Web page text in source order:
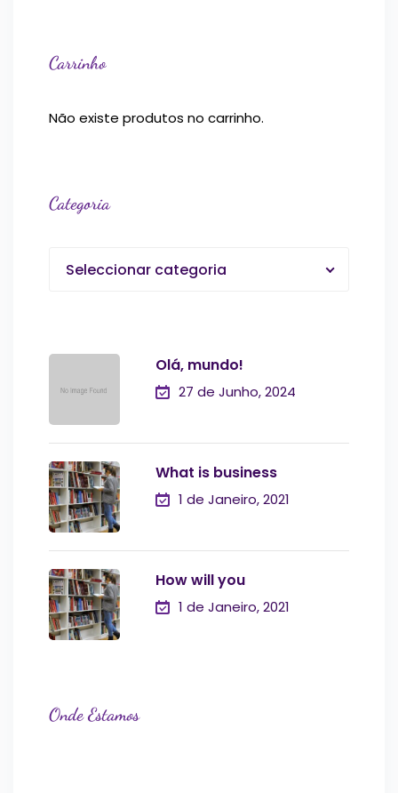
Carrinho
Não existe produtos no carrinho.
Categoria
Seleccionar categoria
Olá, mundo!
27 de Junho, 2024
What is business
1 de Janeiro, 2021
How will you
1 de Janeiro, 2021
Onde Estamos